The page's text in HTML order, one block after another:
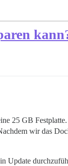
25 GB
wir das
Update